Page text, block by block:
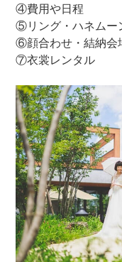
④費用や日程
⑤リング・ハネムー
⑥顔合わせ・結納
⑦衣裳レンタル